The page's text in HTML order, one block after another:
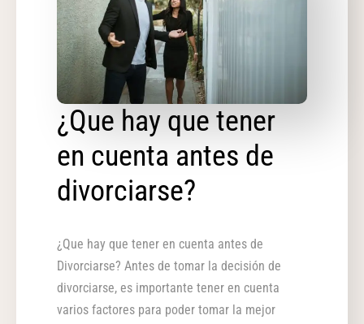
¿Que hay que tener
en cuenta antes de
divorciarse?
¿Que hay que tener en cuenta antes de
Divorciarse? Antes de tomar la decisión de
divorciarse, es importante tener en cuenta
varios factores para poder tomar la mejor